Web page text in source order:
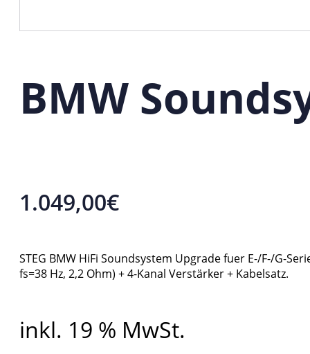
BMW
1.049,00€
STEG BMW HiFi Soundsystem Upgrade fuer E-/F-/G-
fs=38 Hz, 2,2 Ohm) + 4-Kanal Verstärker + Kabelsatz.
inkl. 19 % MwSt.